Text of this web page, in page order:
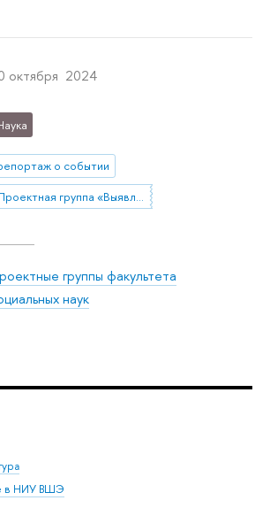
октября 2024
о событии
Проектная группа «Выявление эпистемических сообществ в парламентском поле России: опыт дискурс-сетевого анализа»
группы факультета
наук
в НИУ ВШЭ